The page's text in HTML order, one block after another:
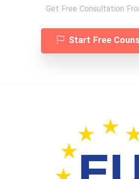
Get Free Consultation
Start Free